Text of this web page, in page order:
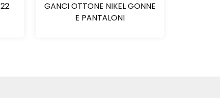
GANCI OTTONE NIKEL GONNE
E PANTALONI